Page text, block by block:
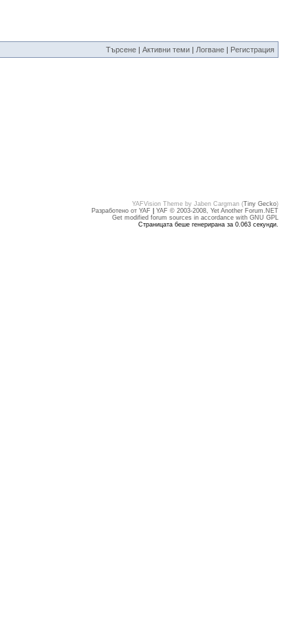
Търсене | Активни теми | Логване | Регистрация
YAFVision Theme by Jaben Cargman (Tiny Gecko)
Разработено от YAF
YAF © 2003-2008, Yet Another Forum.NET
Get modified forum sources in accordance with GNU GPL
Страницата беше генерирана за 0.063 секунди.